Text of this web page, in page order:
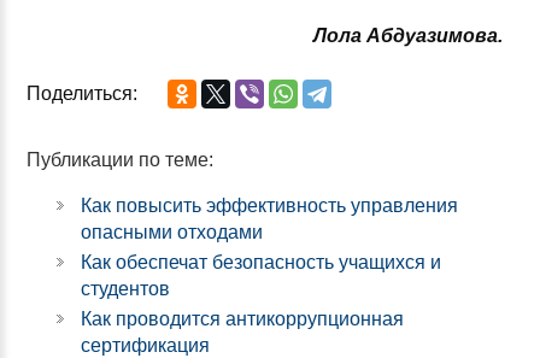
Лола Абдуазимова.
Поделиться:
Публикации по теме:
Как повысить эффективность управления
опасными отходами
Как обеспечат безопасность учащихся и
студентов
Как проводится антикоррупционная
сертификация